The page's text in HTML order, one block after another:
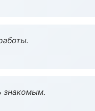
знакомым.